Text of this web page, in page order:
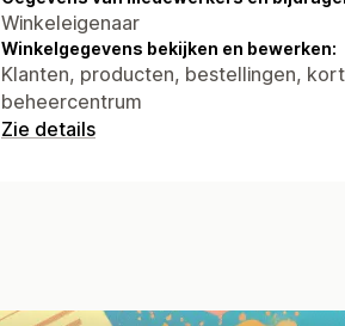
Winkeleigenaar
Winkelgegevens bekijken en bewerken:
Klanten, producten, bestellingen,
beheercentrum
Zie details